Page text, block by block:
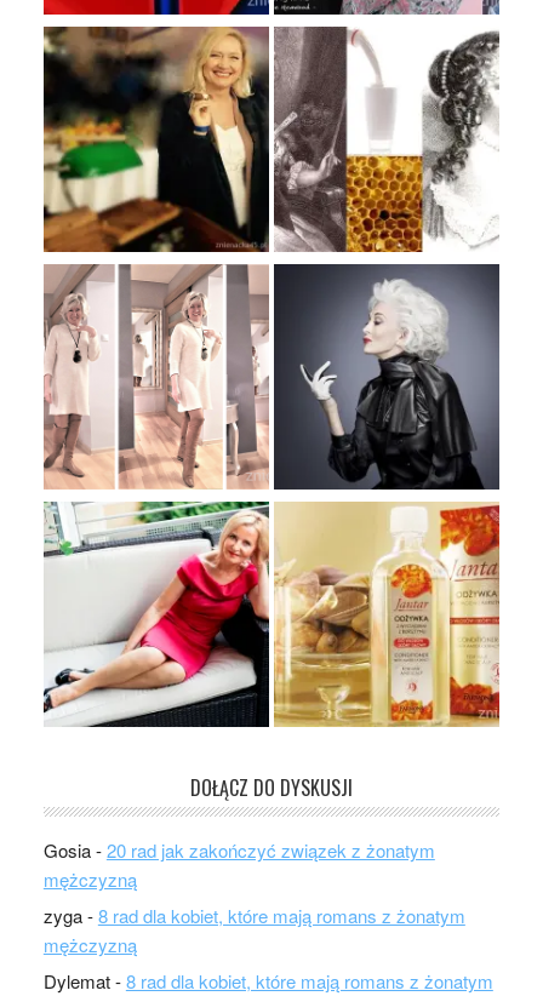
DOŁĄCZ DO DYSKUSJI
Gosia-20 rad jak zakończyć związek z żonatym
mężczyzną
zyga-8 rad dla kobiet, które mają romans z żonatym
mężczyzną
Dylemat-8 rad dla kobiet, które mają romans z żonatym